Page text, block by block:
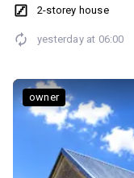
насолоджуватися
подвір'я. Планування будинку: • 1 поверх — простора кухня-
відпочинку всієї
окремі спальні та санвузол. Котедж уже
момент тривають
Водопостачання та
будинком
Позаду будинку —
2-storey house
yesterday at 06:00
owner